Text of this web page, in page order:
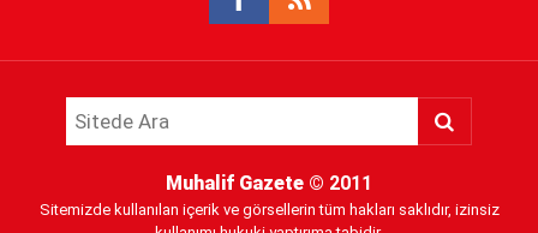
Muhalif Gazete © 2011
Sitemizde kullanılan içerik ve görsellerin tüm hakları saklıdır, izinsiz